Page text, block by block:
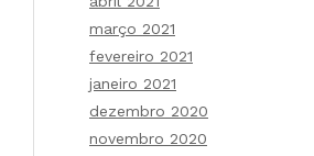
março 2021
fevereiro 2021
janeiro 2021
dezembro 2020
novembro 2020